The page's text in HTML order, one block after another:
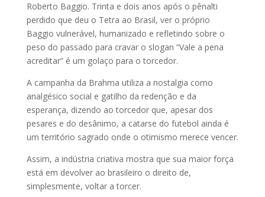
Roberto Baggio. Trinta e dois anos após o pênalti
perdido que deu o Tetra ao Brasil, ver o próprio
Baggio vulnerável, humanizado e refletindo sobre o
peso do passado para cravar o slogan “Vale a pena
acreditar” é um golaço para o torcedor.
A campanha da Brahma utiliza a nostalgia como
analgésico social e gatilho da redenção e da
esperança, dizendo ao torcedor que, apesar dos
pesares e do desânimo, a catarse do futebol ainda é
um território sagrado onde o otimismo merece vencer.
Assim, a indústria criativa mostra que sua maior força
está em devolver ao brasileiro o direito de,
simplesmente, voltar a torcer.